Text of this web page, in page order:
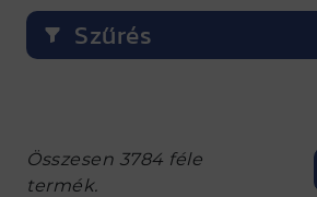
Szűrés
Összesen 3784 féle
termék.